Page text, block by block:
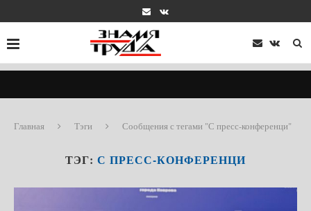
Главная Тэги Сообщения с тегами "С пресс-конференци"
ТЭГ: С ПРЕСС-КОНФЕРЕНЦИ